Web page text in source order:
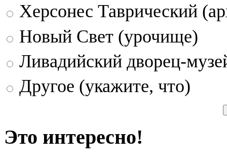
Херсонес Таврический
Новый Свет (урочище)
Ливадийский дворец-
Другое (укажите, что)
Это интересно!